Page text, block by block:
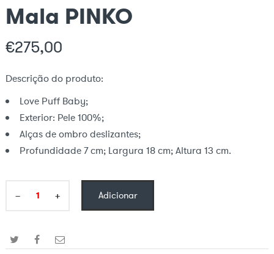
Mala PINKO
€275,00
Descrição do produto:
Love Puff Baby;
Exterior: Pele 100%;
Alças de ombro deslizantes;
Profundidade 7 cm; Largura 18 cm; Altura 13 cm.
+
− Adicionar